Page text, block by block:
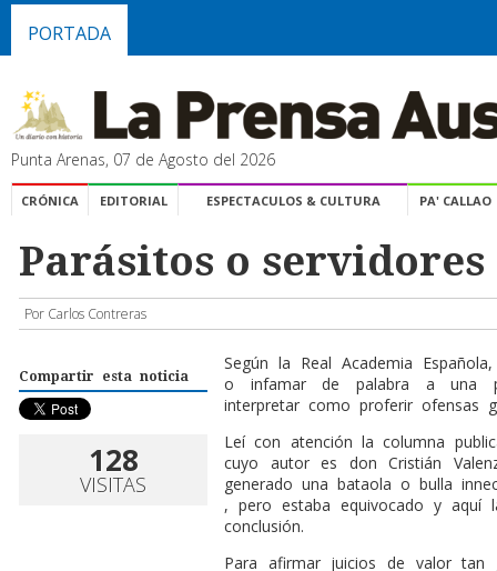
PORTADA
Punta Arenas, 07 de Agosto del 2026
CRÓNICA EDITORIAL ESPECTACULOS & CULTURA PA' CALLAO
Parásitos o servidores
Por Carlos Contreras
Compartir esta noticia
128
VISITAS
Según la Real Academia
o infamar de palabra a una
interpretar como proferir ofensas
Leí con atención la columna
cuyo autor es don Cristián
generado una bataola o bulla
, pero estaba equivocado y aquí
conclusión.
Para afirmar juicios de valor tan